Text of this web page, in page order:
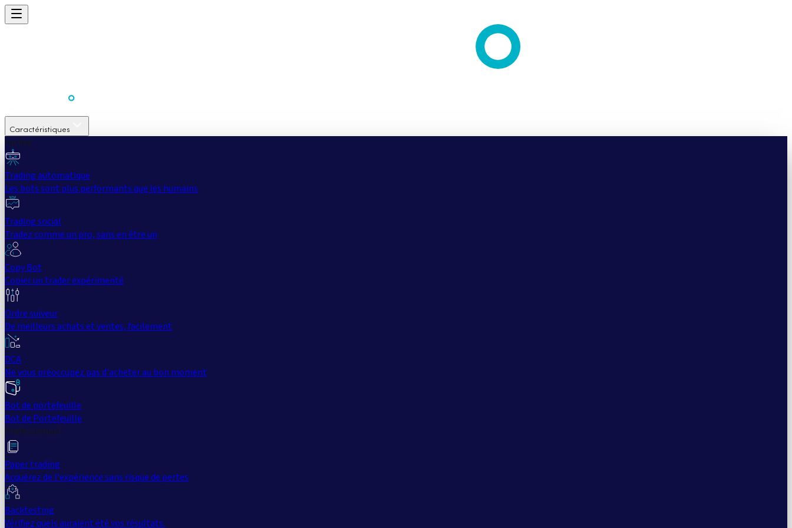
Caractéristiques
Faciles
Trading automatique
Les bots sont plus performants que les humains
Trading social
Tradez comme un pro, sans en être un
Copy Bot
Copier un trader expérimenté
Ordre suiveur
De meilleurs achats et ventes, facilement
DCA
Ne vous préoccupez pas d'acheter au bon moment
Bot de portefeuille
Bot de Portefeuille
Professionnel
Paper trading
Acquérez de l'expérience sans risque de pertes
Backtesting
Vérifiez quels auraient été vos résultats.